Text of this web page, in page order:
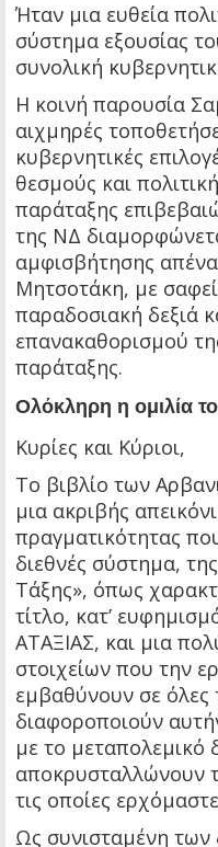
Ήταν μια ευθεία
σύστημα εξουσίας
συνολική
Η κοινή παρουσία
αιχμηρές
κυβερνητικές
θεσμούς και
παράταξης
της ΝΔ
αμφισβήτησης
Μητσοτάκη, με
παραδοσιακή δεξιά
επανακαθορισμού
παράταξης.
Ολόκληρη η ομιλία
Κυρίες και Κύριοι,
Το βιβλίο των
μια ακριβής
πραγματικότητας
διεθνές σύστημα,
Τάξης», όπως
τίτλο, κατ’
ΑΤΑΞΙΑΣ, και μια
στοιχείων που την
εμβαθύνουν σε όλες
διαφοροποιούν
με το μεταπολεμικό
αποκρυσταλλώνουν
τις οποίες
Ως συνισταμένη